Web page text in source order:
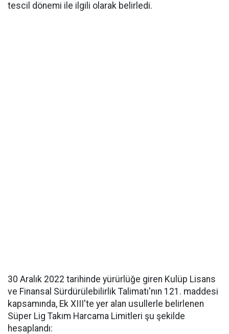
tescil dönemi ile ilgili olarak belirledi.
30 Aralık 2022 tarihinde yürürlüğe giren Kulüp Lisans
ve Finansal Sürdürülebilirlik Talimatı'nın 121. maddesi
kapsamında, Ek XIII'te yer alan usullerle belirlenen
Süper Lig Takım Harcama Limitleri şu şekilde
hesaplandı: